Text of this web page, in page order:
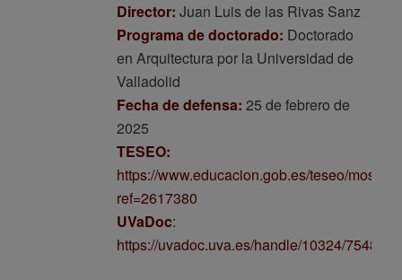
Director: Juan Luis de las Rivas Sanz
Programa de doctorado: Doctorado
en Arquitectura por la Universidad de
Valladolid
Fecha de defensa: 25 de febrero de
2025
TESEO:
https://www.educacion.gob.es/teseo/
ref=2617380
UVaDoc:
https://uvadoc.uva.es/handle/10324/75489